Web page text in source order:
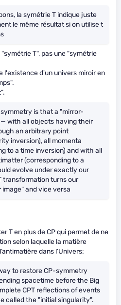
la symétrie T indique juste
le même résultat si on utilise t
T", pas une "symétrie
l'existence d'un univers miroir en
is that a "mirror-
with all objects having their
an arbitrary point
inversion), all momenta
to a time inversion) and with all
(corresponding to a
evolve under exactly our
transformation turns our
and vice versa
T en plus de CP qui permet de ne
selon laquelle la matière
dans l’Univers:
to restore CP-symmetry
spacetime before the Big
CPT reflections of events
called the "initial singularity".